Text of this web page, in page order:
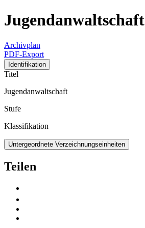
Jugendanwaltschaft
Archivplan
PDF-Export
Identifikation
Titel
Jugendanwaltschaft
Stufe
Klassifikation
Untergeordnete Verzeichnungseinheiten
Teilen